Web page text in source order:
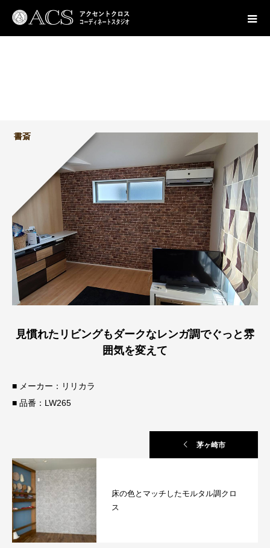
施工事例 見慣れたリビングもダークなレンガ調でぐっと雰囲気を変えて
書斎
見慣れたリビングもダークなレンガ調でぐっと雰
囲気を変えて
■ メーカー：リリカラ
■ 品番：LW265
茅ヶ崎市
床の色とマッチしたモルタル調クロ
ス